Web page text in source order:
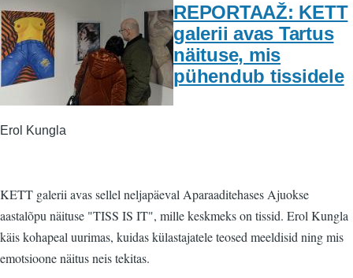
REPORTAAŽ: KETT
galerii avas Tartus
näituse, mis
pühendub tissidele
Erol Kungla
KETT galerii avas sellel neljapäeval Aparaaditehases Ajuokse
aastalõpu näituse "TISS IS IT", mille keskmeks on tissid. Erol Kungla
käis kohapeal uurimas, kuidas külastajatele teosed meeldisid ning mis
emotsioone näitus neis tekitas.